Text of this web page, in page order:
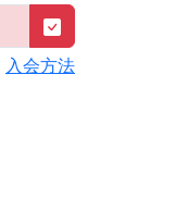
入会方法